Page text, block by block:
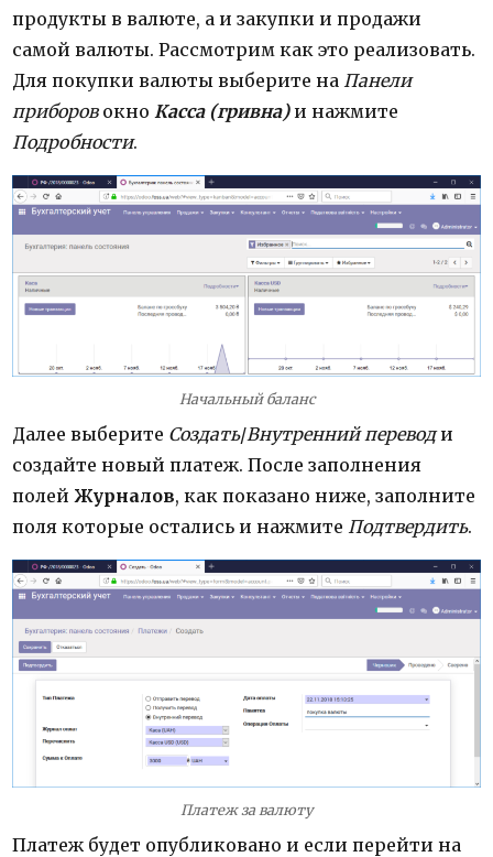
продукты в валюте, а и закупки и продажи
самой валюты. Рассмотрим как это реализовать.
Для покупки валюты выберите на Панели
приборовокно Касса (гривна)и нажмите
Подробности.
Начальный баланс
Далее выберите Создать/Внутренний переводи
создайте новый платеж. После заполнения
полей Журналов, как показано ниже, заполните
поля которые остались и нажмите Подтвердить.
Платеж за валюту
Платеж будет опубликовано и если перейти на